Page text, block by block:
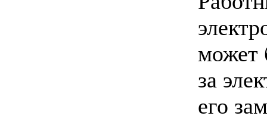
может
за
его